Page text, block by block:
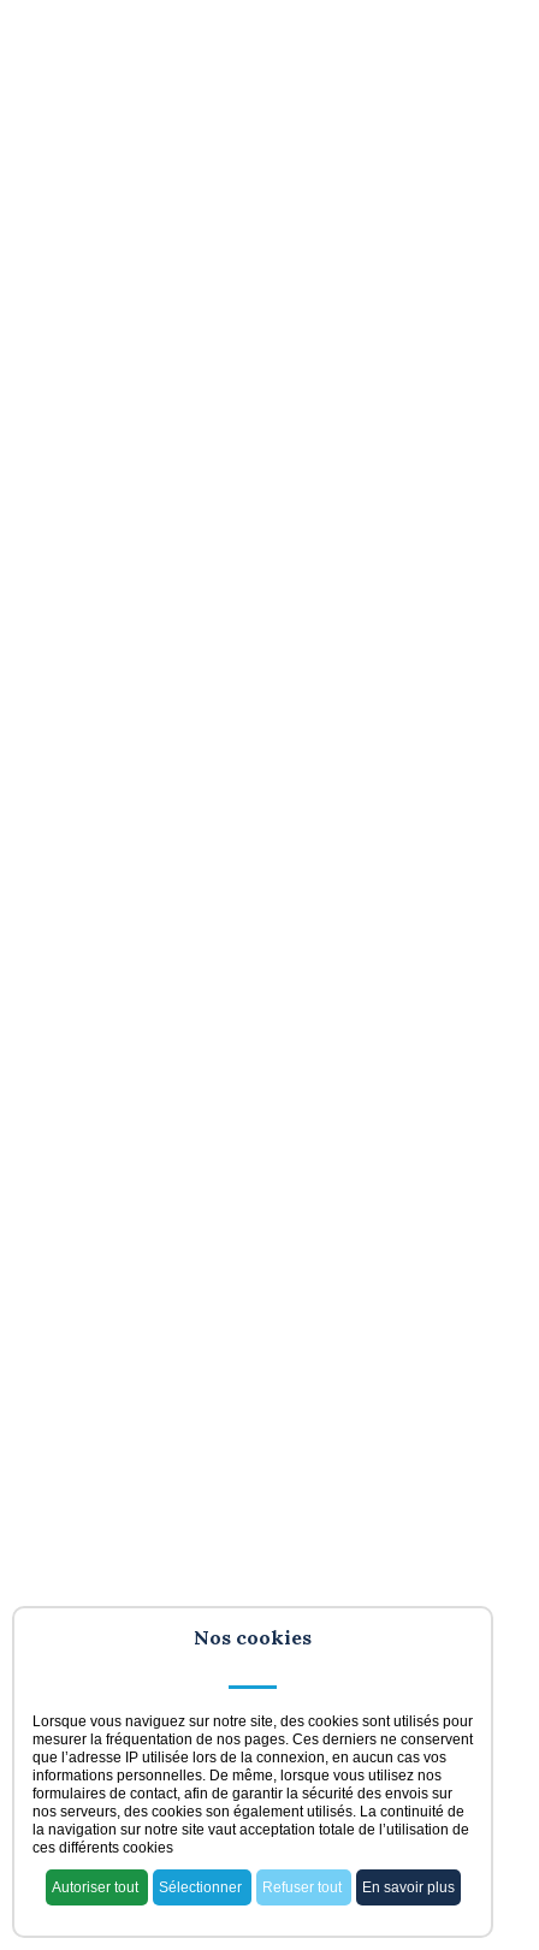
Nos cookies
Lorsque vous naviguez sur notre site, des cookies sont utilisés pour
mesurer la fréquentation de nos pages. Ces derniers ne conservent
que l’adresse IP utilisée lors de la connexion, en aucun cas vos
informations personnelles. De même, lorsque vous utilisez nos
formulaires de contact, afin de garantir la sécurité des envois sur
nos serveurs, des cookies son également utilisés. La continuité de
la navigation sur notre site vaut acceptation totale de l’utilisation de
ces différents cookies
Autoriser tout Sélectionner Refuser tout En savoir plus